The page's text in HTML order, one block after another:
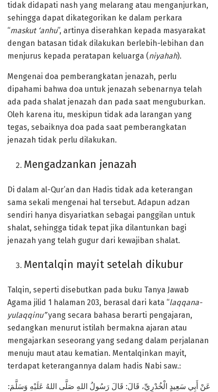
tidak didapati nash yang melarang atau menganjurkan,
sehingga dapat dikategorikan ke dalam perkara
“maskut ‘anhu”, artinya diserahkan kepada masyarakat
dengan batasan tidak dilakukan berlebih-lebihan dan
menjurus kepada peratapan keluarga (niyahah).
Mengenai doa pemberangkatan jenazah, perlu
dipahami bahwa doa untuk jenazah sebenarnya telah
ada pada shalat jenazah dan pada saat menguburkan.
Oleh karena itu, meskipun tidak ada larangan yang
tegas, sebaiknya doa pada saat pemberangkatan
jenazah tidak perlu dilakukan.
Mengadzankan jenazah
Di dalam al-Qur’an dan Hadis tidak ada keterangan
sama sekali mengenai hal tersebut. Adapun adzan
sendiri hanya disyariatkan sebagai panggilan untuk
shalat, sehingga tidak tepat jika dilantunkan bagi
jenazah yang telah gugur dari kewajiban shalat.
Mentalqin mayit setelah dikubur
Talqin, seperti disebutkan pada buku Tanya Jawab
Agama jilid 1 halaman 203, berasal dari kata “laqqana-
yulaqqinu”yang secara bahasa berarti pengajaran,
sedangkan menurut istilah bermakna ajaran atau
mengajarkan seseorang yang sedang dalam perjalanan
menuju maut atau kematian. Mentalqinkan mayit,
terdapat keterangannya dalam hadis Nabi saw.:
عَنْ أَبِي سَعِيدٍ الْخُدْرِيِّ، قَالَ: قَالَ رَسُولُ اللهِ صَلَّى اللهُ عَلَيْهِ وَسَلَّمَ: